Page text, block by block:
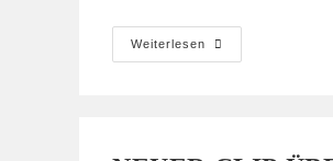
Weiterlesen
Solierklärung
Für